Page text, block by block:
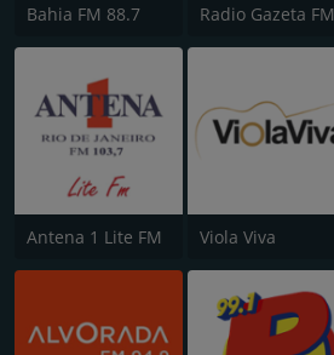
Bahia FM 88.7 Radio Gazeta FM
Antena 1 Lite FM Viola Viva